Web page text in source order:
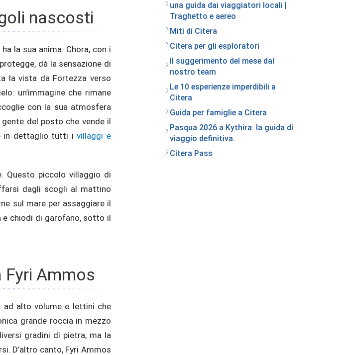
nascosti
la sua anima. Chora, con i
dà la sensazione di
la vista da Fortezza verso
un’immagine che rimane
con la sua atmosfera
del posto che vende il
in dettaglio tutti i villaggi e
Questo piccolo villaggio di
dagli scogli al mattino
sul mare per assaggiare il
e chiodi di garofano, sotto il
Fyri Ammos
ad alto volume e lettini che
grande roccia in mezzo
gradini di pietra, ma la
D’altro canto, Fyri Ammos
una guida dai viaggiatori locali |
Traghetto e aereo
Miti di Citera
Citera per gli esploratori
Il suggerimento del mese dal
nostro team
Le 10 esperienze imperdibili a
Citera
Guida per famiglie a Citera
Pasqua 2026 a Kythira: la guida di
viaggio definitiva.
Citera Pass